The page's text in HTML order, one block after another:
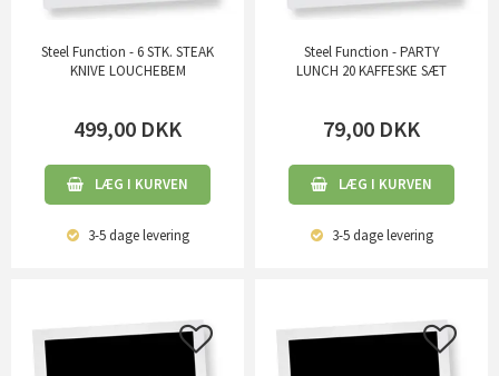
Steel Function - 6 STK. STEAK
KNIVE LOUCHEBEM
499,00 DKK
LÆG I KURVEN
3-5 dagelevering
Steel Function - PARTY
LUNCH 20 KAFFESKE SÆT
79,00 DKK
LÆG I KURVEN
3-5 dagelevering